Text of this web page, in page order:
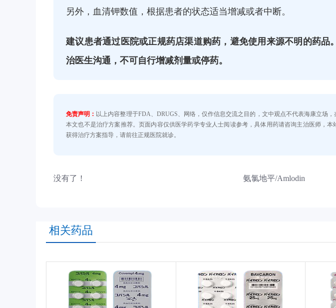
另外，血清钾数值，根据患者的状态适当增减或者中断。
建议患者通过医院或正规药店渠道购药，避免使用来源不明的药品
治医生沟通，不可自行增减剂量或停药。
免责声明： 以上内容整理于FDA、DRUGS、网络，仅作信息交流之目的，文中观点不代表海康立场，
本文也不是治疗方案推荐。页面内容仅供医学药学专业人士阅读参考，具体用药请咨询主治医师，
获得治疗方案指导，请前往正规医院就诊。
没有了！ 氨氯地平/Amlodin
相关药品